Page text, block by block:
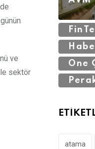
ve
sektör
Öne
atama